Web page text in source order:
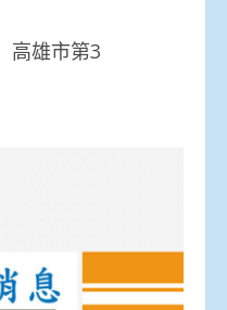
高雄市第3